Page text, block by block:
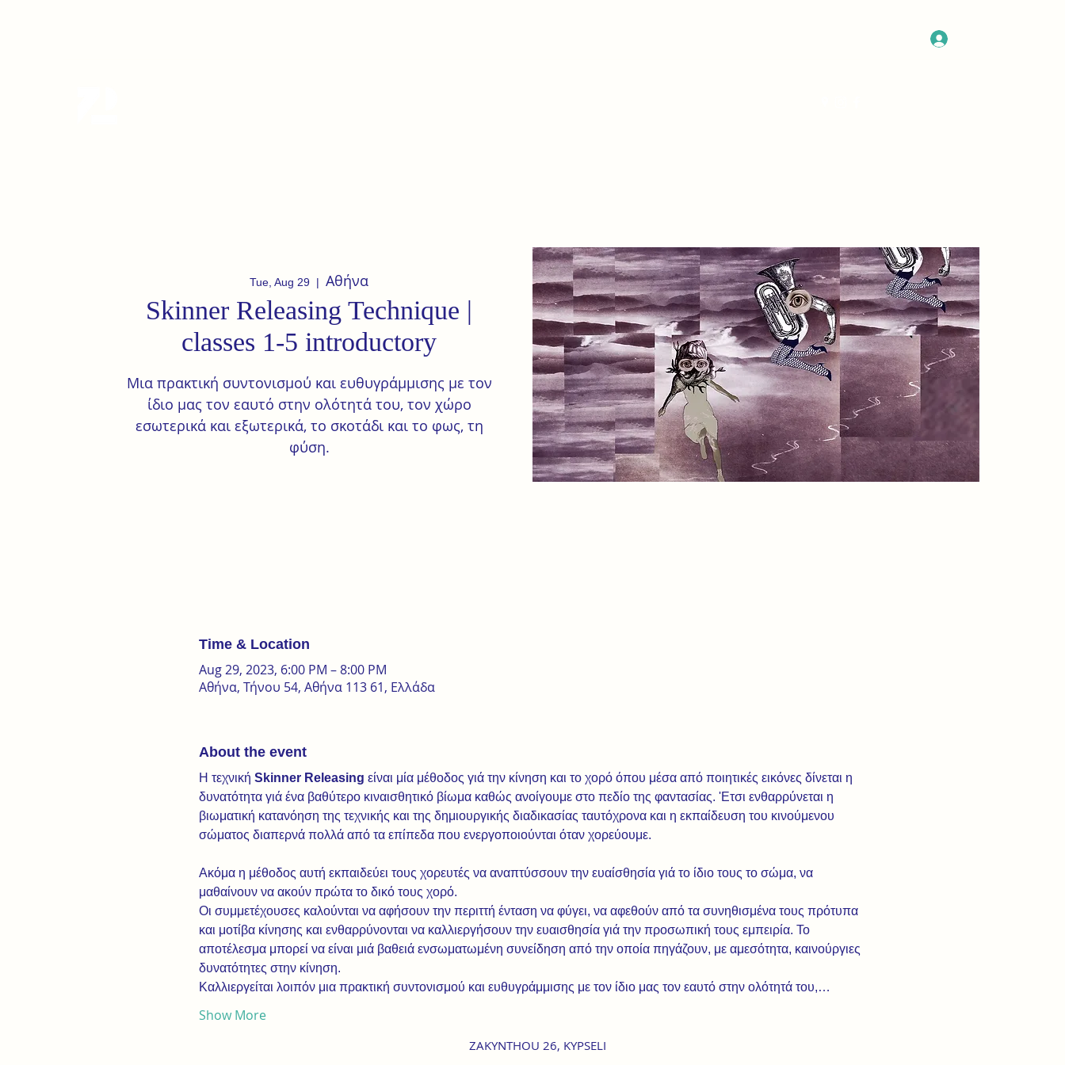
Tue, Aug 29
  |
Αθήνα
Skinner Releasing Technique |
classes 1-5 introductory
Mια πρακτική συντονισμού και ευθυγράμμισης με τον
ίδιο μας τον εαυτό στην ολότητά του, τον χώρο
εσωτερικά και εξωτερικά, το σκοτάδι και το φως, τη
φύση.
Time & Location
Aug 29, 2023, 6:00 PM – 8:00 PM
Αθήνα, Τήνου 54, Αθήνα 113 61, Ελλάδα
About the event
Η τεχνική Skinner Releasing είναι μία μέθοδος γιά την κίνηση και το χορό όπου μέσα από ποιητικές εικόνες δίνεται η
δυνατότητα γιά ένα βαθύτερο κιναισθητικό βίωμα καθώς ανοίγουμε στο πεδίο της φαντασίας. 'Ετσι ενθαρρύνεται η
βιωματική κατανόηση της τεχνικής και της δημιουργικής διαδικασίας ταυτόχρονα και η εκπαίδευση του κινούμενου
σώματος διαπερνά πολλά από τα επίπεδα που ενεργοποιούνται όταν χορεύουμε.
Ακόμα η μέθοδος αυτή εκπαιδεύει τους χορευτές να αναπτύσσουν την ευαίσθησία γιά το ίδιο τους το σώμα, να
μαθαίνουν να ακούν πρώτα το δικό τους χορό.
Οι συμμετέχουσες καλούνται να αφήσουν την περιττή ένταση να φύγει, να αφεθούν από τα συνηθισμένα τους πρότυπα
και μοτίβα κίνησης και ενθαρρύνονται να καλλιεργήσουν την ευαισθησία γιά την προσωπική τους εμπειρία. Το
αποτέλεσμα μπορεί να είναι μιά βαθειά ενσωματωμένη συνείδηση από την οποία πηγάζουν, με αμεσότητα, καινούργιες
δυνατότητες στην κίνηση.
Καλλιεργείται λοιπόν μια πρακτική συντονισμού και ευθυγράμμισης με τον ίδιο μας τον εαυτό στην ολότητά του,…
Show More
ZAKYNTHOU 26, KYPSELI